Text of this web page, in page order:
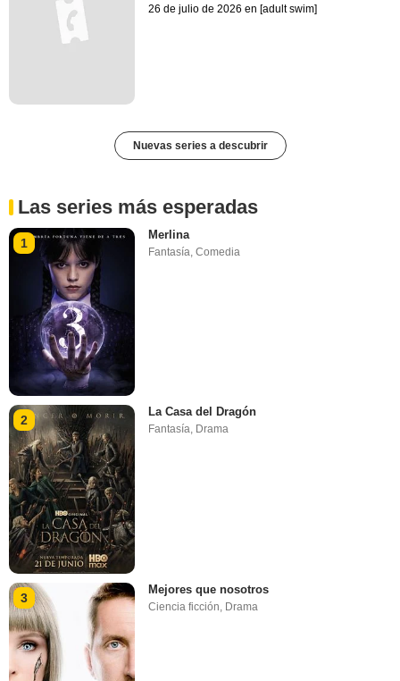
26 de julio de 2026 en [adult swim]
Nuevas series a descubrir
Las series más esperadas
1
Merlina
Fantasía,Comedia
2
La Casa del Dragón
Fantasía, Drama
3
Mejores que nosotros
Ciencia ficción Drama